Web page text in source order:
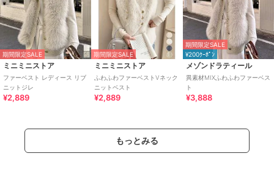
期間限定SALE
ミニミニストア
ファーベスト レディース リブ
ニットジレ
¥2,889
期間限定SALE
ミニミニストア
ふわふわファーベストVネック
ニットベスト
¥2,889
期間限定SALE
¥200ｸｰﾎﾟﾝ
メゾンドラティール
異素材MIXふわふわファーベス
ト
¥3,888
もっとみる